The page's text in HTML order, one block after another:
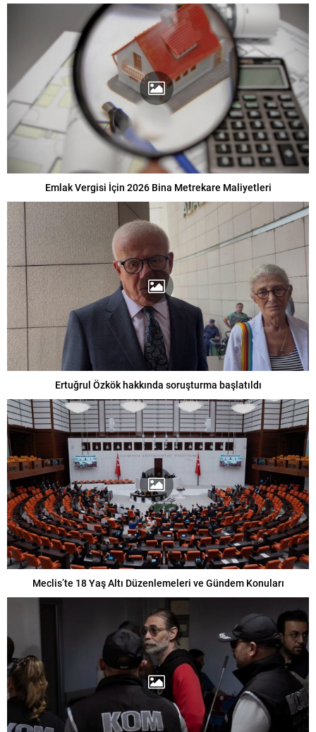
Emlak Vergisi İçin 2026 Bina Metrekare Maliyetleri
Ertuğrul Özkök hakkında soruşturma başlatıldı
Meclis’te 18 Yaş Altı Düzenlemeleri ve Gündem Konuları